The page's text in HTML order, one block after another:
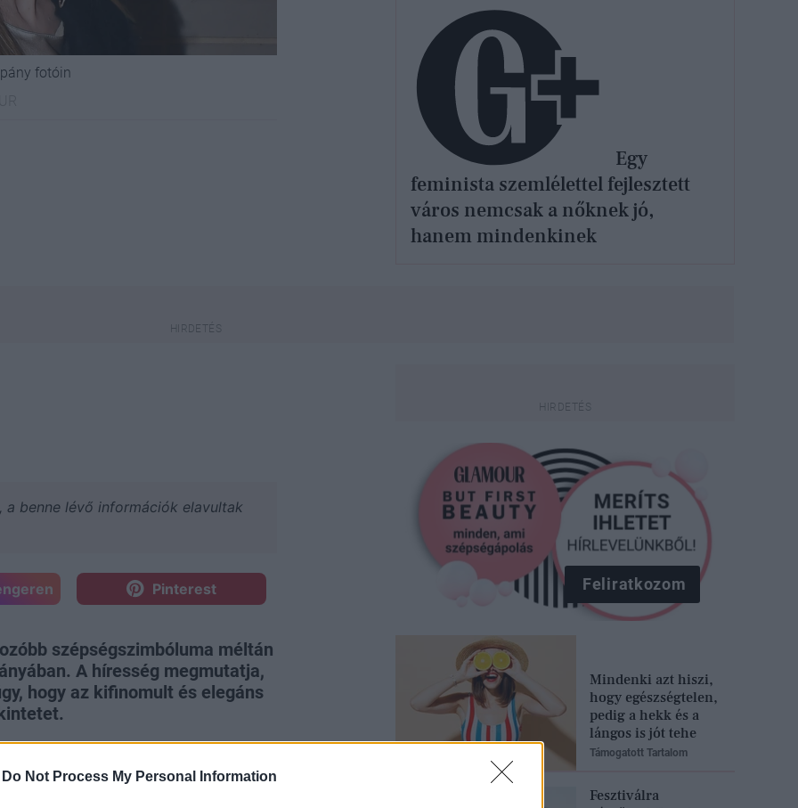
Do Not Process My Personal Information
fotóin
Egy
feminista szemlélettel fejlesztett
város nemcsak a nőknek jó,
hanem mindenkinek
benne lévő információk elavultak
Pinterest
szépségszimbóluma méltán
A híresség megmutatja,
hogy az kifinomult és elegáns
Feliratkozom
Mindenki azt hiszi,
hogy egészségtelen,
pedig a hekk és a
lángos is jót tehe
Támogatott Tartalom
Fesztiválra